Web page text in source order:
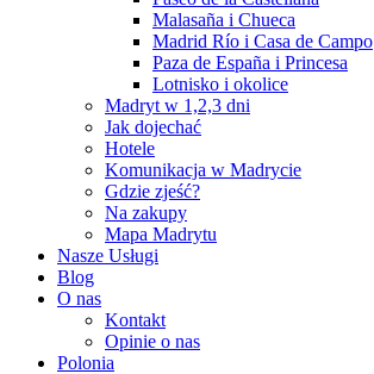
Malasaña i Chueca
Madrid Río i Casa de Campo
Paza de España i Princesa
Lotnisko i okolice
Madryt w 1,2,3 dni
Jak dojechać
Hotele
Komunikacja w Madrycie
Gdzie zjeść?
Na zakupy
Mapa Madrytu
Nasze Usługi
Blog
O nas
Kontakt
Opinie o nas
Polonia